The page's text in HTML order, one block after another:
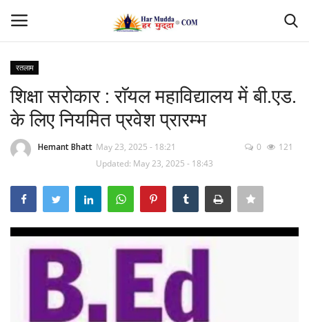
Home
Contact
मध्यप्रदेश
रतलाम
शिक्षा सरोकार : राॅयल महाविद्यालय में बी.एड.
के लिए नियमित प्रवेश प्रारम्भ
Hemant Bhatt May 23, 2025 - 18:21
Updated: May 23, 2025 - 18:43
0 121